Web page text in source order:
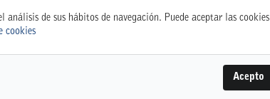
de sus hábitos de navegación. Puede aceptar las cookies
cookies
Acepto